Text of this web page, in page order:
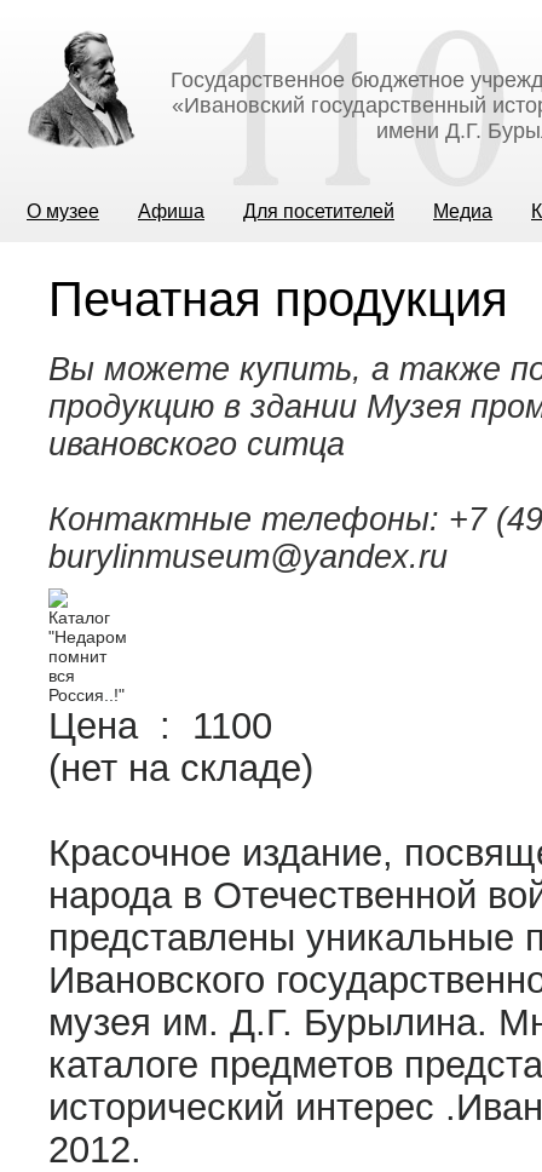
Государственное бюджетное
«Ивановский государственный
имени Д.Г.
О музее Афиша Для посетителей Медиа
Печатная продукция
Вы можете купить, а также
продукцию в здании Музея
ивановского ситца
Контактные телефоны: +7
burylinmuseum@yandex.ru
Цена : 1100
(нет на складе)
Красочное издание,
народа в Отечественной
представлены уникальные
Ивановского
музея им. Д.Г. Бурылина.
каталоге предметов
исторический интерес
2012.